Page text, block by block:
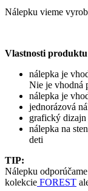
Nálepku vieme
Vlastnosti
nálepka je
Nie je vhodná
nálepka je
jednorázová
grafický dizajn
nálepka na
deti
TIP:
Nálepku
kolekcie FOREST